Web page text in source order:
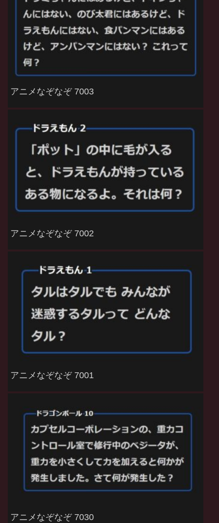
アニメなぞなぞ 7003
アニメなぞなぞ 7002
アニメなぞなぞ 7001
アニメなぞなぞ 7030